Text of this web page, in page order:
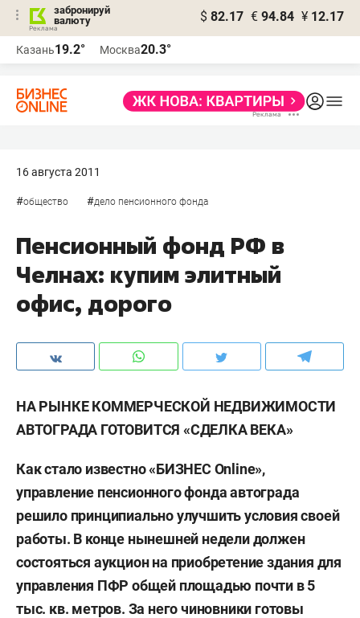
забронируй
валюту
$ 82.17 € 94.84 ¥ 12.17
Казань19.2° Москва20.3°
16 августа 2011
#общество #дело пенсионного фонда
Пенсионный фонд РФ в
Челнах: купим элитный
офис, дорого
НА РЫНКЕ КОММЕРЧЕСКОЙ НЕДВИЖИМОСТИ
АВТОГРАДА ГОТОВИТСЯ «СДЕЛКА ВЕКА»
Как стало известно «БИЗНЕС Online»,
управление пенсионного фонда автограда
решило принципиально улучшить условия своей
работы. В конце нынешней недели должен
состояться аукцион на приобретение здания для
управления ПФР общей площадью почти в 5
тыс. кв. метров. За него чиновники готовы